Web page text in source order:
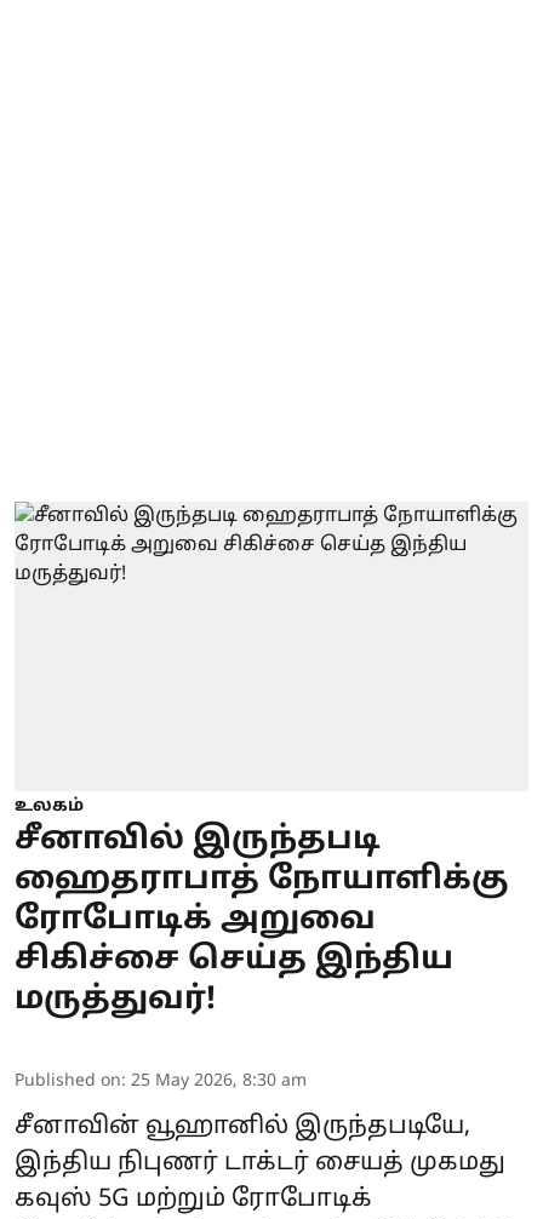
உலகம்
சீனாவில் இருந்தபடி
ஹைதராபாத் நோயாளிக்கு
ரோபோடிக் அறுவை
சிகிச்சை செய்த இந்திய
மருத்துவர்!
Published on: 25 May 2026, 8:30 am
சீனாவின் வூஹானில் இருந்தபடியே,
இந்திய நிபுணர் டாக்டர் சையத் முகமது
கவுஸ் 5G மற்றும் ரோபோடிக்